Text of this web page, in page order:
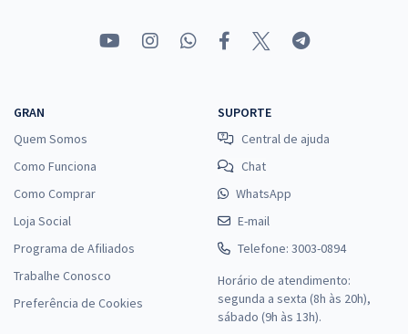
GRAN
Quem Somos
Como Funciona
Como Comprar
Loja Social
Programa de Afiliados
Trabalhe Conosco
Preferência de Cookies
SUPORTE
Central de ajuda
Chat
WhatsApp
E-mail
Telefone: 3003-0894
Horário de atendimento:
segunda a sexta (8h às 20h),
sábado (9h às 13h).